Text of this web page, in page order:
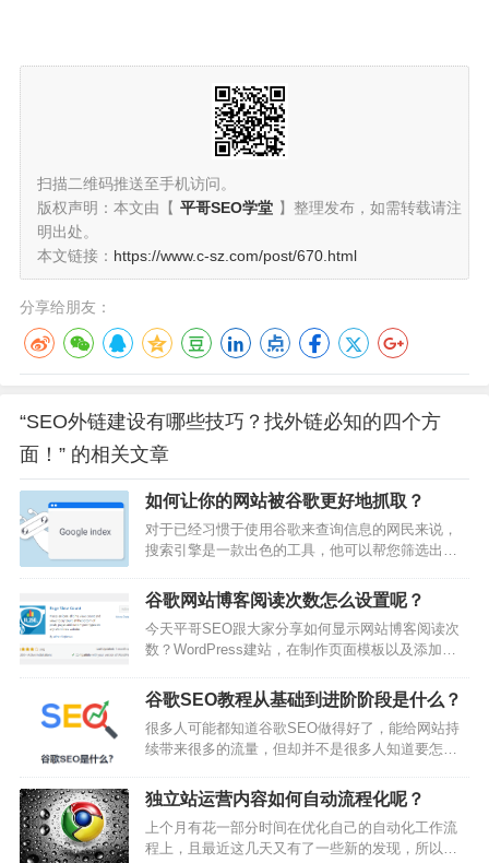
扫描二维码推送至手机访问。
版权声明：本文由【 平哥SEO学堂 】整理发布，如需转载请注
明出处。
本文链接： https://www.c-sz.com/post/670.html
分享给朋友：
“SEO外链建设有哪些技巧？找外链必知的四个方
面！” 的相关文章
如何让你的网站被谷歌更好地抓取？
对于已经习惯于使用谷歌来查询信息的网民来说，
搜索引擎是一款出色的工具，他可以帮您筛选出数
页面与您的搜索查询最相关。这个过程听起来可能
很复杂，但它主要就是通过两个操作来实现的：抓
取和索引。抓取是指谷歌访问网站的行为。搜索引
擎通过部署机器人（爬虫或蜘蛛）来浏览网页，并
发现新的或更新的内容。一旦页面被抓取，就会对
其进行处理和分析。索引是发生在“抓取/处理/分
谷歌网站博客阅读次数怎么设置呢？
今天平哥SEO跟大家分享如何显示网站博客阅读次
数？WordPress建站，在制作页面模板以及添加各
面和文章显示浏览量，可以增加访客阅读的兴趣，
也可以让我们自己看出哪些文章在你的网站上非常
受欢迎。这里就可以启用WordPress插件：Page
View Count1、Page View Count在WordPress后台
插件里搜索page view就可以看…
谷歌SEO教程从基础到进阶阶段是什么？
很多人可能都知道谷歌SEO做得好了，能给网站持
续带来很多的流量，但却并不是很多人知道要怎么
而且搜索引擎算法也在不断变化，很难系统地进行
学习，所以今天，平哥SEO把谷歌SEO的核心知识
点，包括一些注意的地方都整理了出来，如果你是
刚开始接触谷歌SEO，建议可以收藏本文，以后有
独立站运营内容如何自动流程化呢？
上个月有花一部分时间在优化自己的自动化工作流
程上，且最近这几天又有了一些新的发现，所以这